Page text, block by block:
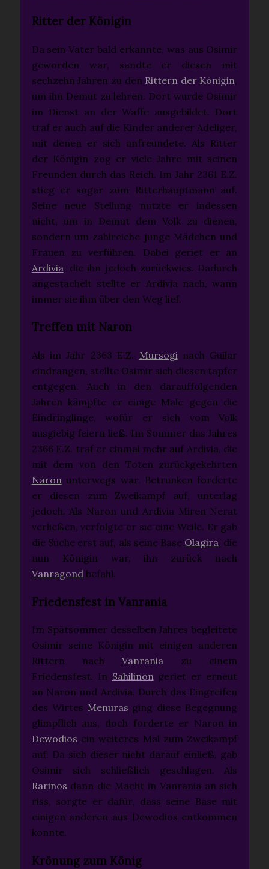
Ritter der Königin
Da sein Vater bald erkannte, was aus Osimir
geworden war, sandte er diesen mit
sechzehn Jahren zu den Rittern der Königin,
um ihn Demut zu lehren. Dort wurde Osimir
im Dienst an der Waffe ausgebildet. Dort
traf er auch auf die Kinder anderer Adeliger,
mit denen er sich anfreundete. Als Ritter
der Königin zog er viele Jahre mit seinen
Freunden durch das Reich. Im Jahr 2361 E.Z.
stieg er sogar zum Ritterhauptmann auf.
Seine neue Stellung nutzte er indessen
nicht, um in Demut dem Volk zu dienen,
sondern um zahlreiche junge Mädchen und
Frauen zu verführen. Dabei geriet er an
Ardivia, die ihn jedoch zurückwies. Dadurch
angestachelt stellte er Ardivia nach, wann
immer sie ihm über den Weg lief.
Treffen mit Naron
Als im Jahr 2363 E.Z. Mursogi nach Guilar
eindrangen, stellte Osimir sich diesen tapfer
entgegen. Auch in den darauffolgenden
Jahren kämpfte er einige Male gegen die
Eindringlinge, wofür er sich vom Volk
ausgiebig feiern ließ. Im Sommer das Jahres
2366 E.Z. traf er einmal mehr auf Ardivia, die
mit dem von den Toten zurückgekehrten
Naron unterwegs war. Betrunken forderte
er diesen zum Zweikampf auf, unterlag
jedoch. Als Naron und Ardivia Miren Nerat
verließen, verfolgte er sie eine Weile. Er gab
die Suche erst auf, als seine Base Olagira, die
nun Königin war, ihn zurück nach
Vanragond befahl.
Friedensfest in Vanrania
Im Spätsommer desselben Jahres begleitete
Osimir seine Königin mit einigen anderen
Rittern nach Vanrania zu einem
Friedensfest. In Sahilinongeriet er erneut
an Naron und Ardivia. Durch das Eingreifen
des Wirtes Menuras ging diese Begegnung
glimpflich aus, doch forderte er Naron in
Dewodios ein weiteres Mal zum Zweikampf
auf. Da sich dieser nicht darauf einließ, gab
Osimir sich schließlich geschlagen. Als
Rarinos dann die Macht in Vanrania an sich
riss, sorgte er dafür, dass seine Base mit
einigen anderen aus Dewodios entkommen
konnte.
Krönung zum König